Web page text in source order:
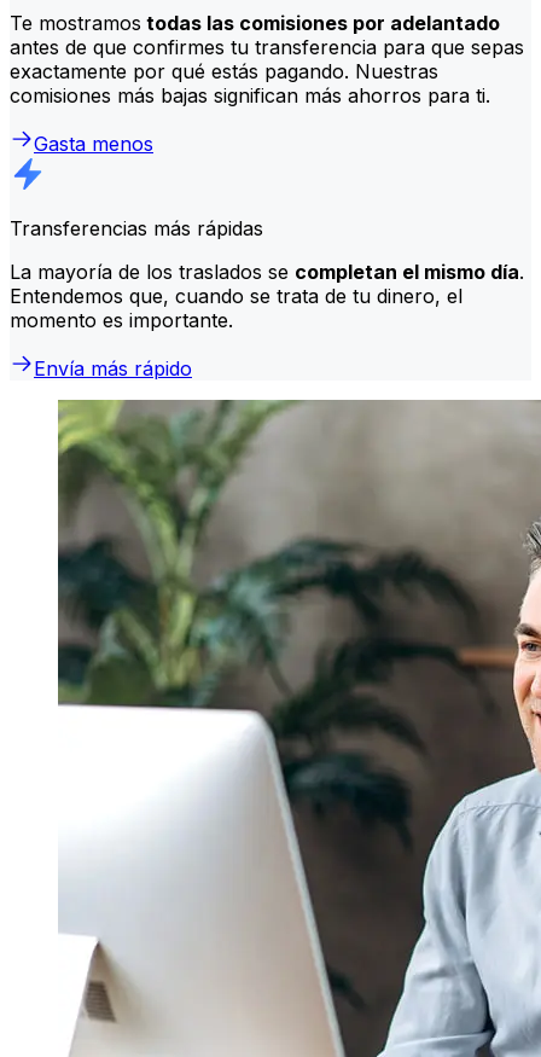
Te mostramos todas las comisiones por adelantado
antes de que confirmes tu transferencia para que sepas
exactamente por qué estás pagando. Nuestras
comisiones más bajas significan más ahorros para ti.
Gasta menos
Transferencias más rápidas
La mayoría de los traslados se completan el mismo día.
Entendemos que, cuando se trata de tu dinero, el
momento es importante.
Envía más rápido